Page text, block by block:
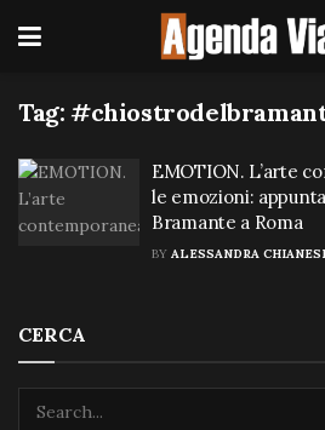
Tag:
EMOTION. L’arte
le emozioni:
Bramante a Roma
BY ALESSANDRA
CERCA